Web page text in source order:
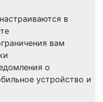
в
вам
о
устройство и